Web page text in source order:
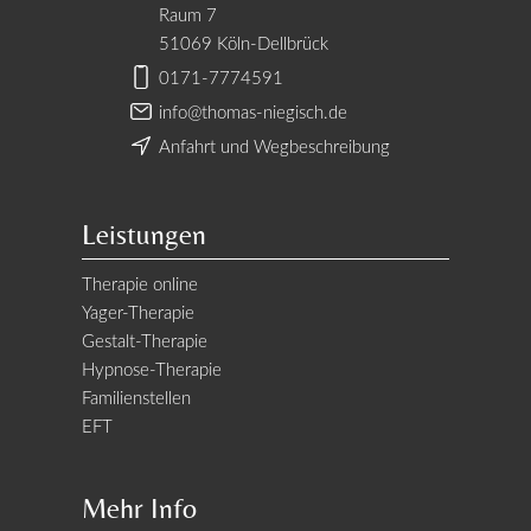
Raum 7
51069 Köln-Dellbrück
0171-7774591
info@thomas-niegisch.de
Anfahrt und Wegbeschreibung
Leistungen
Therapie online
Yager-Therapie
Gestalt-Therapie
Hypnose-Therapie
Familienstellen
EFT
Mehr Info